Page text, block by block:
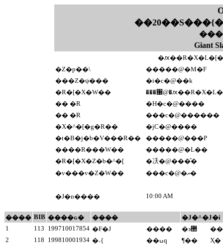
Giant
�Z�p��\
�����@�M�F
���Z�ψ���
�i�c�@��k
�R�[�X�W��
�� �R
�H�c�@����
�� �R
���c�@������
�X�^�[�g�R��
�јC�@����
�t�B�j�b�V���R��
�����@���P
����R���W��
�����@�L��
�R�[�X�Z�b�^�[
�㓇�@���̂�
�v���v�Z�W��
���c�@�ޔ�
�J�n���� 10:00 AM
���� BIB ����ԍ� ����
�J�^�J�i
1
113 199710017854 �F�J ���� �϶޲
2
118 199810001934 �˖{ ��ߎq ¶��
Ҳ�